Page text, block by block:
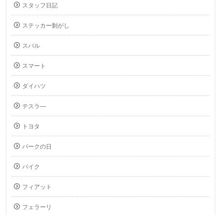
スタッフ日記
ステッカー剝がし
スバル
スマート
ダイハツ
テスラ―
トヨタ
パークの日
バイク
フィアット
フェラーリ